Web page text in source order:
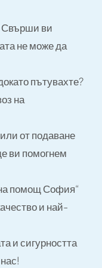
Свърши ви
не може да
пътувахте?
на
от подаване
ви помогнем
помощ София“
и най-
и сигурността